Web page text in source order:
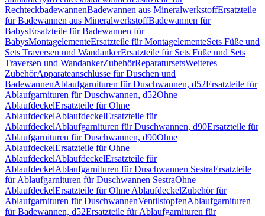
RechteckbadewannenBadewannen aus MineralwerkstoffErsatzteile
für Badewannen aus MineralwerkstoffBadewannen für
BabysErsatzteile für Badewannen für
BabysMontagelementeErsatzteile für MontagelementeSets Füße und
Sets Traversen und WandankerErsatzteile für Sets Füße und Sets
Traversen und WandankerZubehörReparatursetsWeiteres
ZubehörApparateanschlüsse für Duschen und
BadewannenAblaufgarnituren für Duschwannen, d52Ersatzteile für
Ablaufgarnituren für Duschwannen, d52Ohne
AblaufdeckelErsatzteile für Ohne
AblaufdeckelAblaufdeckelErsatzteile für
AblaufdeckelAblaufgarnituren für Duschwannen, d90Ersatzteile für
Ablaufgarnituren für Duschwannen, d90Ohne
AblaufdeckelErsatzteile für Ohne
AblaufdeckelAblaufdeckelErsatzteile für
AblaufdeckelAblaufgarnituren für Duschwannen SestraErsatzteile
für Ablaufgarnituren für Duschwannen SestraOhne
AblaufdeckelErsatzteile für Ohne AblaufdeckelZubehör für
Ablaufgarnituren für DuschwannenVentilstopfenAblaufgarnituren
für Badewannen, d52Ersatzteile für Ablaufgarnituren für